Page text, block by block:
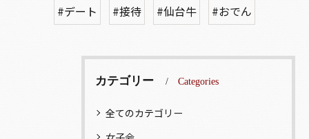
#デート
#接待 #仙台牛 #おでん
カテゴリー Categories
全てのカテゴリー